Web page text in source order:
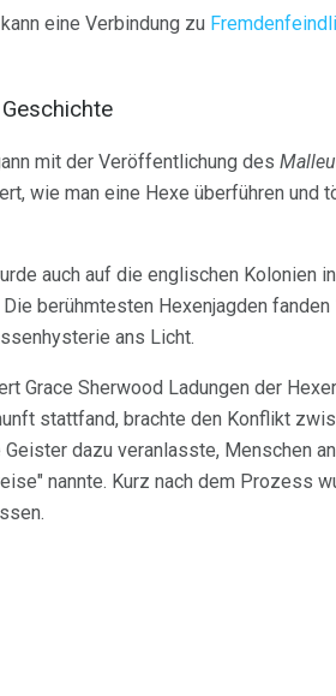
eine Verbindung zu
mit der Veröffentlichung des
wie man eine Hexe überführen und
auch auf die englischen Kolonien
Die berühmtesten Hexenjagden
ans Licht.
Grace Sherwood Ladungen der
stattfand, brachte den Konflikt
dazu veranlasste, Menschen
nannte. Kurz nach dem Prozess